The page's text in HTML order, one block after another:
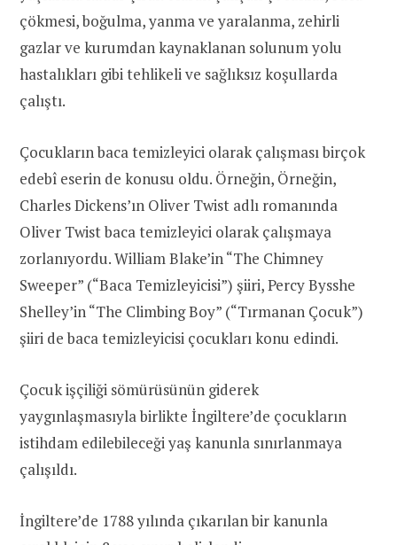
çökmesi, boğulma, yanma ve yaralanma, zehirli
gazlar ve kurumdan kaynaklanan solunum yolu
hastalıkları gibi tehlikeli ve sağlıksız koşullarda
çalıştı.
Çocukların baca temizleyici olarak çalışması birçok
edebî eserin de konusu oldu. Örneğin, Örneğin,
Charles Dickens’ın Oliver Twist adlı romanında
Oliver Twist baca temizleyici olarak çalışmaya
zorlanıyordu. William Blake’in “The Chimney
Sweeper” (“Baca Temizleyicisi”) şiiri, Percy Bysshe
Shelley’in “The Climbing Boy” (“Tırmanan Çocuk”)
şiiri de baca temizleyicisi çocukları konu edindi.
Çocuk işçiliği sömürüsünün giderek
yaygınlaşmasıyla birlikte İngiltere’de çocukların
istihdam edilebileceği yaş kanunla sınırlanmaya
çalışıldı.
İngiltere’de 1788 yılında çıkarılan bir kanunla